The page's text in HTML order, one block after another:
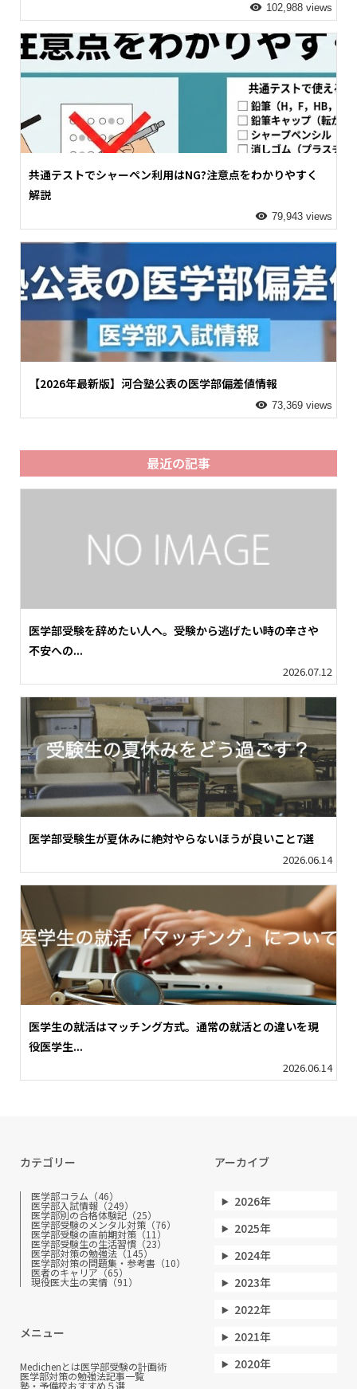
102,988 views
共通テストでシャーペン利用はNG?注意点をわかりやすく
解説
79,943 views
【2026年最新版】河合塾公表の医学部偏差値情報
73,369 views
最近の記事
医学部受験を辞めたい人へ。受験から逃げたい時の辛さや
不安への...
2026.07.12
医学部受験生が夏休みに絶対やらないほうが良いこと7選
2026.06.14
医学生の就活はマッチング方式。通常の就活との違いを現
役医学生...
2026.06.14
カテゴリー
医学部コラム（46）
医学部入試情報（249）
医学部別の合格体験記（25）
医学部受験のメンタル対策（76）
医学部受験の直前期対策（11）
医学部受験生の生活習慣（23）
医学部対策の勉強法（145）
医学部対策の問題集・参考書（10）
医者のキャリア（65）
現役医大生の実情（91）
メニュー
Medichenとは医学部受験の計画術
医学部対策の勉強法記事一覧
塾・予備校おすすめ５選
アーカイブ
2026年
2025年
2024年
2023年
2022年
2021年
2020年